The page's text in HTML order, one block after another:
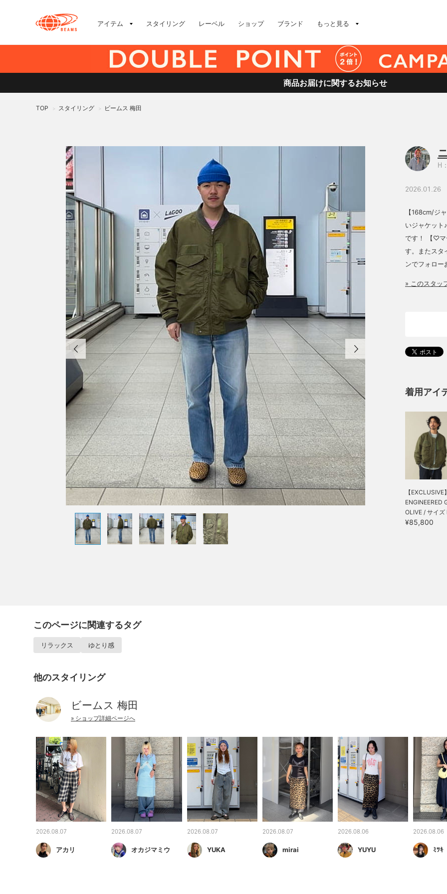
アイテム スタイリング レーベル ショップ ブランド もっと見る
商品お届けに関するお知らせ
TOP > スタイリング > ビームス 梅田
H
2026.01.26
【168cm/ジ
いジャケット
です！ 【♡マ
す。またスタ
ンでフォロー
» このスタッ
着用アイ
【EXCLUSIVE】
ENGINEERED
OLIVE / サイズ L
¥85,800
このページに関連するタグ
リラックス ゆとり感
他のスタイリング
ビームス 梅田
» ショップ詳細ページへ
2026.08.07
アカリ
2026.08.07
オカジマミウ
2026.08.07
YUKA
2026.08.07
mirai
2026.08.06
YUYU
2026.08.06
ﾐﾂｷ